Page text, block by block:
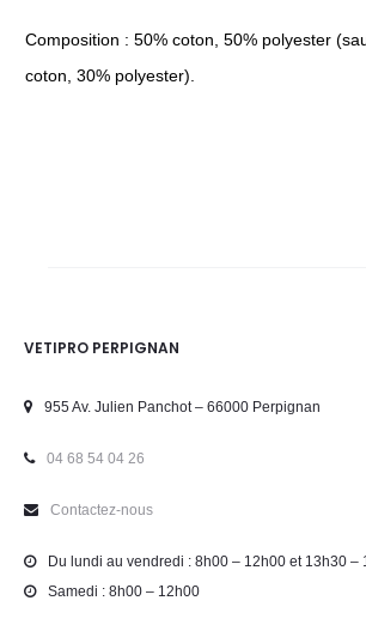
Composition : 50% coton, 50% polyester
coton, 30% polyester).
VETIPRO PERPIGNAN
955 Av. Julien Panchot – 66000 Perpignan
04 68 54 04 26
Contactez-nous
Du lundi au vendredi : 8h00 – 12h00 et 13h30 –
Samedi : 8h00 – 12h00